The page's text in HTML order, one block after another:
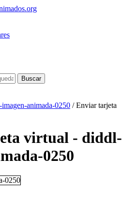
Buscar
animada-0250 / Enviar tarjeta
virtual - diddl-
0250